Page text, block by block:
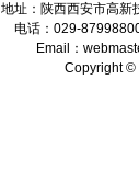
地址：陕西西安市高新
电话：029-
Email：
Copyright ©